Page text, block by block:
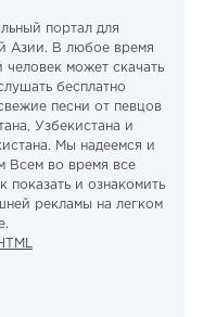
портал для
Азии. В любое время
человек может скачать
бесплатно
песни от певцов
Узбекистана и
Мы надеемся и
Всем во время все
показать и ознакомить
рекламы на легком